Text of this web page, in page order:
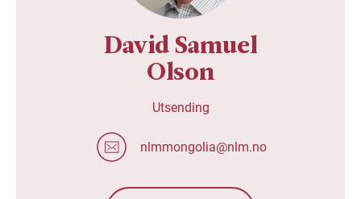
David Samuel
Olson
Utsending
nlmmongolia@nlm.no